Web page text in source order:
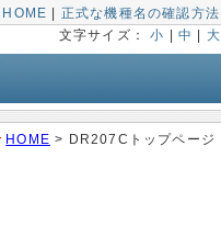
HOME
正式な機種名の確認方法
文字サイズ：
小 中 大
HOME > DR207Cトップページ